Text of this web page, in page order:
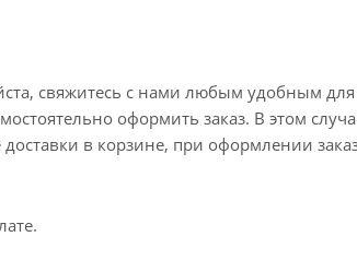
свяжитесь с нами любым удобным для
оформить заказ. В этом
в корзине, при оформлении